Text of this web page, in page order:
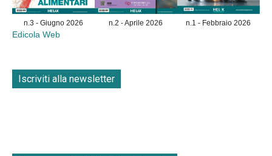
n.3 - Giugno 2026 n.2 - Aprile 2026 n.1 - Febbraio 2026
Edicola Web
Iscriviti alla newsletter